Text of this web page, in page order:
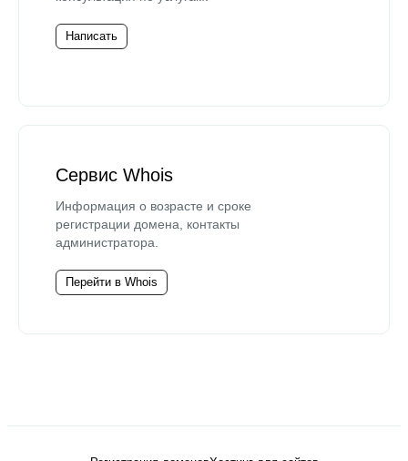
Написать
Сервис Whois
Информация о возрасте и сроке
регистрации домена, контакты
администратора.
Перейти в Whois